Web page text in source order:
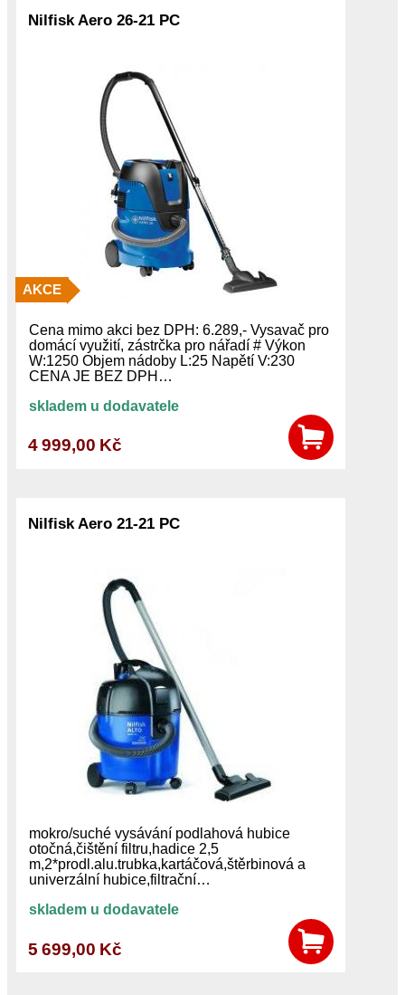
Nilfisk Aero 26-21 PC
AKCE
Cena mimo akci bez DPH: 6.289,- Vysavač pro
domácí využití, zástrčka pro nářadí # Výkon
W:1250 Objem nádoby L:25 Napětí V:230
CENA JE BEZ DPH…
skladem u dodavatele
4 999,00 Kč
Nilfisk Aero 21-21 PC
mokro/suché vysávání podlahová hubice
otočná,čištění filtru,hadice 2,5
m,2*prodl.alu.trubka,kartáčová,štěrbinová a
univerzální hubice,filtrační…
skladem u dodavatele
5 699,00 Kč